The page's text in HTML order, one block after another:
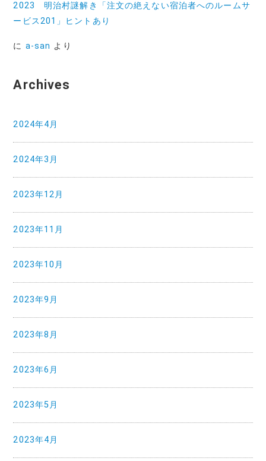
2023 明治村謎解き「注文の絶えない宿泊者へのルームサ
ービス201」ヒントあり
に a-san より
Archives
2024年4月
2024年3月
2023年12月
2023年11月
2023年10月
2023年9月
2023年8月
2023年6月
2023年5月
2023年4月